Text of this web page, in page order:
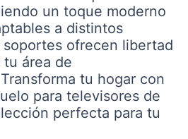
un toque moderno
a distintos
ofrecen libertad
tu área de
tu hogar con
para televisores de
perfecta para tu